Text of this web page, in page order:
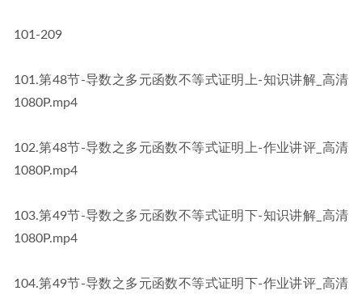
101-209
​101​.第48节-导数之多元函数不等式证明上-知识讲解_高清
1080P​​.mp4
​102​.第48节-导数之多元函数不等式证明上-作业讲评_高清
1080P​​.mp4
​103​.第49节-导数之多元函数不等式证明下-知识讲解_高清
1080P​​.mp4
​104​.第49节-导数之多元函数不等式证明下-作业讲评_高清